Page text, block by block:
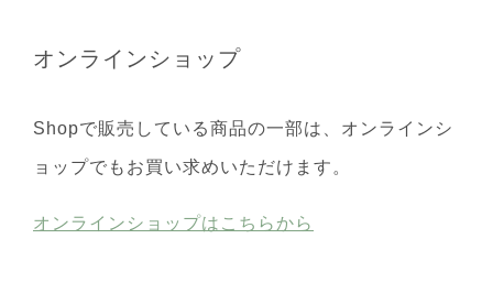
オンラインショップ
Shopで販売している商品の一部は、オンラインシ
ョップでもお買い求めいただけます。
オンラインショップはこちらから